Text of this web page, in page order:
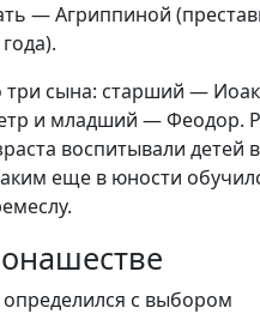
— Агриппиной
три сына: старший —
и младший — Феодор.
воспитывали детей
еще в юности
с выбором